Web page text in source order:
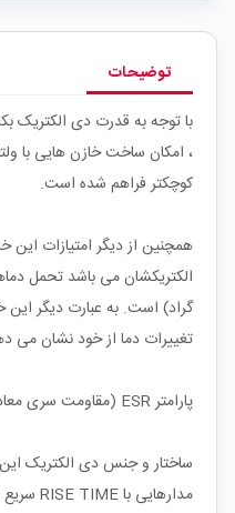
توضیحات
با توجه به قدرت دی الکتریک
، امکان ساخت خازن هایی با
کوچکتر فراهم شده است.
همچنین از دیگر امتیازات
گراد) است. به عبارت دیگر این
تغییرات دما از خود نشان می
پارامتر ESR (مقاومت سری معادل) این خازن ها پایین است.
ساختار و جنس دی الکتریک این
مدارهایی با RISE TIME سریع امکانپذیر می سازد.